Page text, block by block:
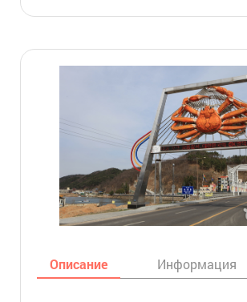
Описание Информация